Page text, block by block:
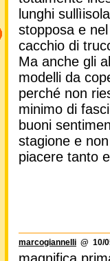
lunghi
stopposa e
cacchio di
Ma anche gli
modelli da
perché non
minimo di
buoni
stagione e
piacere tanto
marcogiannelli @ 10/